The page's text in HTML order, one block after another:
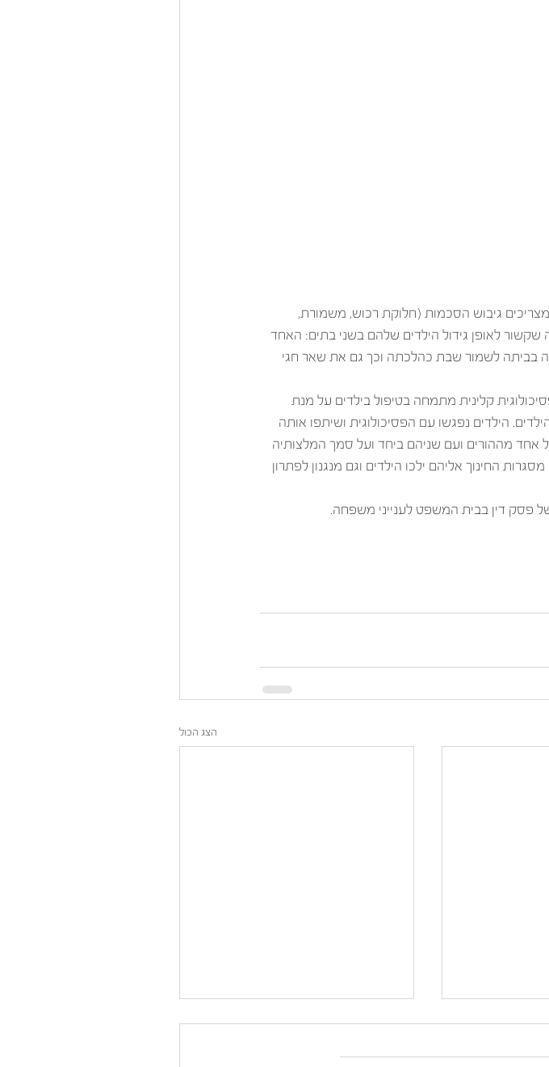
גיבוש הסכמות (חלוקת רכוש, משמורת,
שקשור לאופן גידול הילדים שלהם בשני בתים: האחד
בביתה לשמור שבת כהלכתה וכך גם את שאר חגי
קלינית מתמחה בטיפול בילדים על מנת
הילדים נפגשו עם הפסיכולוגית ושיתפו אותה
אחד מההורים ועם שניהם ביחד ועל סמך המלצותיה
החינוך אליהם ילכו הילדים וגם מנגנון לפתרון
של פסק דין בבית המשפט לענייני משפחה.
הצג הכול